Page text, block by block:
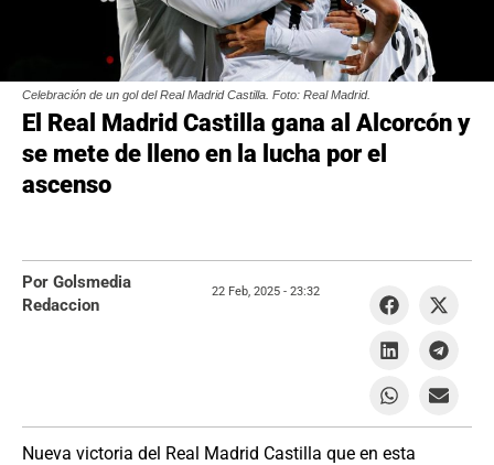
Celebración de un gol del Real Madrid Castilla. Foto: Real Madrid.
El Real Madrid Castilla gana al Alcorcón y
se mete de lleno en la lucha por el
ascenso
Nueva victoria del Real Madrid Castilla que en esta
Por Golsmedia
Redaccion
22 Feb, 2025 - 23:32